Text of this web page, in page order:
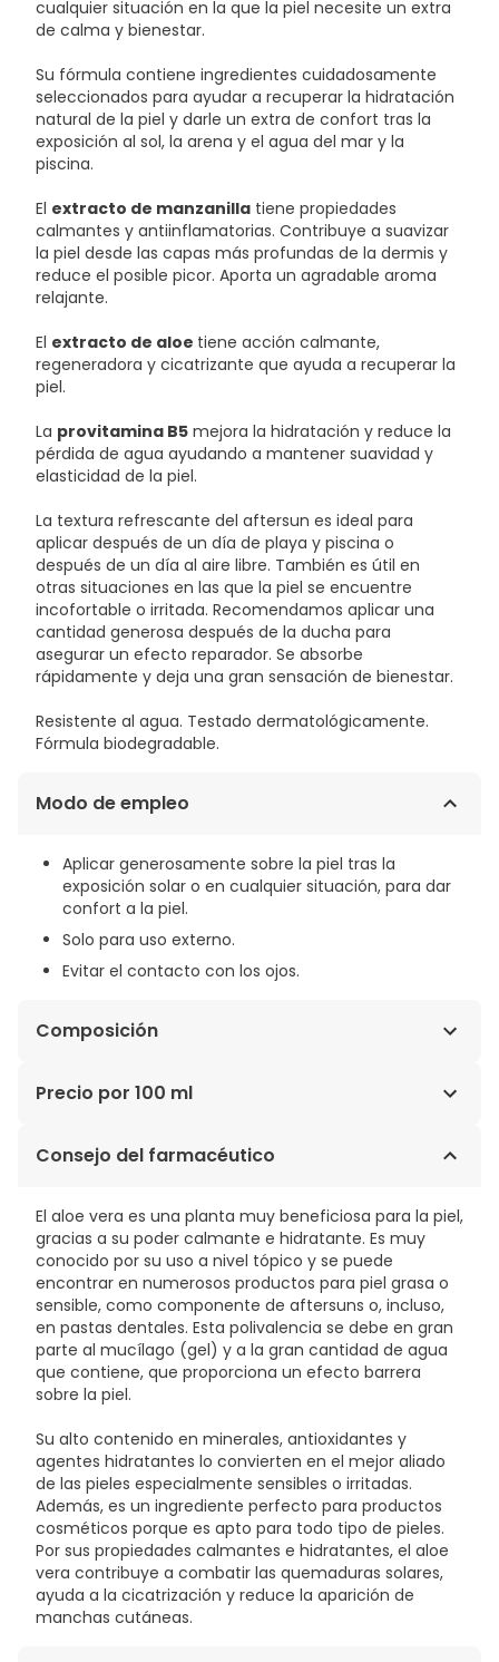
cualquier situación en la que la piel necesite un extra
de calma y bienestar.
Su fórmula contiene ingredientes cuidadosamente
seleccionados para ayudar a recuperar la hidratación
natural de la piel y darle un extra de confort tras la
exposición al sol, la arena y el agua del mar y la
piscina.
El extracto de manzanilla tiene propiedades
calmantes y antiinflamatorias. Contribuye a suavizar
la piel desde las capas más profundas de la dermis y
reduce el posible picor. Aporta un agradable aroma
relajante.
El extracto de aloe tiene acción calmante,
regeneradora y cicatrizante que ayuda a recuperar la
piel.
La provitamina B5 mejora la hidratación y reduce la
pérdida de agua ayudando a mantener suavidad y
elasticidad de la piel.
La textura refrescante del aftersun es ideal para
aplicar después de un día de playa y piscina o
después de un día al aire libre. También es útil en
otras situaciones en las que la piel se encuentre
incofortable o irritada. Recomendamos aplicar una
cantidad generosa después de la ducha para
asegurar un efecto reparador. Se absorbe
rápidamente y deja una gran sensación de bienestar.
Resistente al agua. Testado dermatológicamente.
Fórmula biodegradable.
Modo de empleo
Aplicar generosamente sobre la piel tras la
exposición solar o en cualquier situación, para dar
confort a la piel.
Solo para uso externo.
Evitar el contacto con los ojos.
Composición
AQUA (WATER), GLYCERIN, POLYSORBATE-20,
FEROX LEAF EXTRACT, BISABOLOL, ETHOXYDIGLYCOL,
PHENOXYETHANOL, LACTIC ACID, SODIUM BENZOATE,
POTASSIUM SORBATE, CI 19140, CI 42051, CITRAL,
GERANIOL, LIMONENE, LINALOOL, PARFUM (FRAGRANCE).
Precio por 100 ml
2,00€ / 100 ml
Consejo del farmacéutico
El aloe vera es una planta muy beneficiosa para la piel,
gracias a su poder calmante e hidratante. Es muy
conocido por su uso a nivel tópico y se puede
encontrar en numerosos productos para piel grasa o
sensible, como componente de aftersuns o, incluso,
en pastas dentales. Esta polivalencia se debe en gran
parte al mucílago (gel) y a la gran cantidad de agua
que contiene, que proporciona un efecto barrera
sobre la piel.
Su alto contenido en minerales, antioxidantes y
agentes hidratantes lo convierten en el mejor aliado
de las pieles especialmente sensibles o irritadas.
Además, es un ingrediente perfecto para productos
cosméticos porque es apto para todo tipo de pieles.
Por sus propiedades calmantes e hidratantes, el aloe
vera contribuye a combatir las quemaduras solares,
ayuda a la cicatrización y reduce la aparición de
manchas cutáneas.